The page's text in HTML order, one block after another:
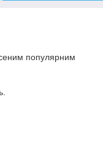
популярним